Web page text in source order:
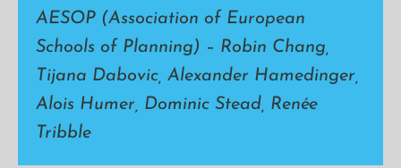
AESOP (Association of European
Schools of Planning) – Robin Chang,
Tijana Dabovic, Alexander Hamedinger,
Alois Humer, Dominic Stead, Renée
Tribble